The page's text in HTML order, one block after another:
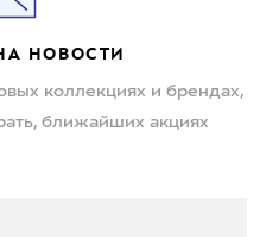
НОВОСТИ
коллекциях и брендах,
ближайших акциях